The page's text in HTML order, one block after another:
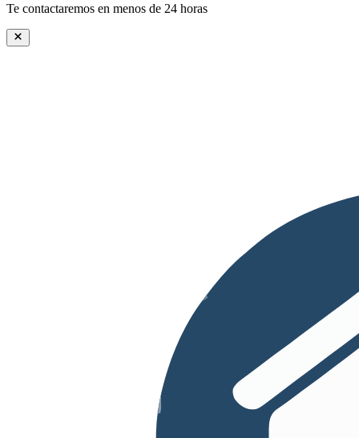
Te contactaremos en menos de 24 horas